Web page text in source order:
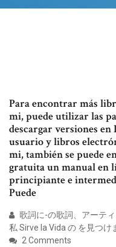
Para encontrar más
mi, puede utilizar las
descargar versiones en
usuario y libros
mi, también se puede
gratuita un manual en
principiante e
Puede
歌詞に-の歌詞、アーテ
私 Sirve la Vida の を見つけ
2 Comments